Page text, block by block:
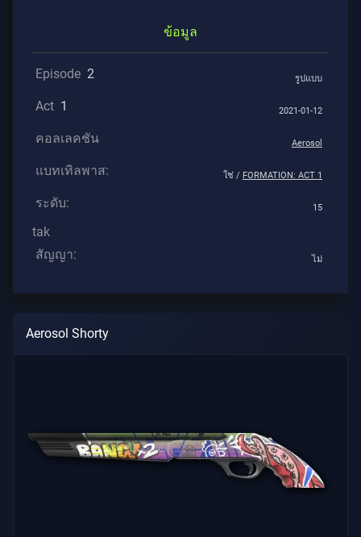
บทความ
แนะนำ
ข้อมูล
Episode 2 รูปแบบ
Act 1 2021-01-12
คอลเลคชัน Aerosol
แบทเทิลพาส: ใช่ / FORMATION: ACT 1
ระดับ: 15
tak
สัญญา:
ไม่
Aerosol Shorty